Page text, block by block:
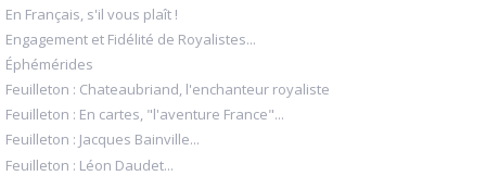
En Français, s'il vous plaît !
Engagement et Fidélité de Royalistes...
Éphémérides
Feuilleton : Chateaubriand, l'enchanteur royaliste
Feuilleton : En cartes, "l'aventure France"...
Feuilleton : Jacques Bainville...
Feuilleton : Léon Daudet...